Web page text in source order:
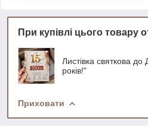
При купівлі цього товару
Листівка святкова
років!"
Приховати